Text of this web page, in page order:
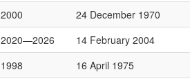
2000 24 December 1970
2020—2026 14 February 2004
1998 16 April 1975